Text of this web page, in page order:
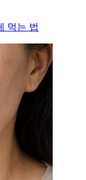
먹는 법